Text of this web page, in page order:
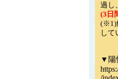
過し
(3日
(※1)
して
▼陽